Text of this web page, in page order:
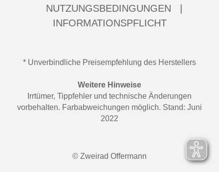
NUTZUNGSBEDINGUNGEN
INFORMATIONSPFLICHT
* Unverbindliche Preisempfehlung des Herstellers
Weitere Hinweise
Irrtümer, Tippfehler und technische Änderungen
vorbehalten. Farbabweichungen möglich. Stand: Juni
2022
© Zweirad Offermann